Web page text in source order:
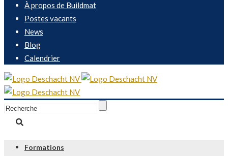
À propos de Buildmat
Postes vacants
News
Blog
Calendrier
Formations